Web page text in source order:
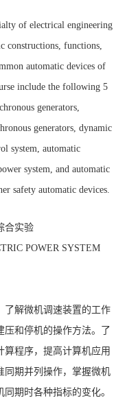
of electrical engineering
constructions, functions,
automatic devices of
include the following 5
generators,
generators, dynamic
system, automatic
system, and automatic
safety automatic devices.
合实验
POWER SYSTEM
了解微机调速装置的工作
压和停机的操作方法。了
程序，提高计算机应用
同期并列操作，掌握微机
期时各种指标的变化。